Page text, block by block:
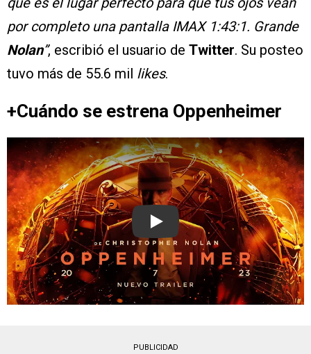
por completo una pantalla IMAX 1:43:1. Grande
Nolan”, escribió el usuario de Twitter. Su posteo
tuvo más de 55.6 mil likes.
+Cuándo se estrena Oppenheimer
Play
PUBLICIDAD